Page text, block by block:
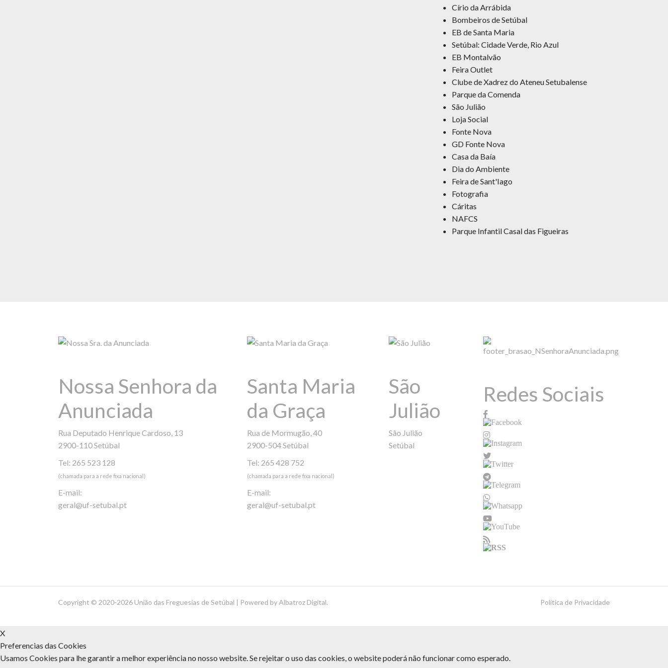
Círio da Arrábida
Bombeiros de Setúbal
EB de Santa Maria
Setúbal: Cidade Verde, Rio Azul
EB Montalvão
Feira Outlet
Clube de Xadrez do Ateneu Setubalense
Parque da Comenda
São Julião
Loja Social
Fonte Nova
GD Fonte Nova
Casa da Baía
Dia do Ambiente
Feira de Sant'Iago
Fotografia
Cáritas
NAFCS
Parque Infantil Casal das Figueiras
Nossa Senhora da
Anunciada
Rua Deputado Henrique Cardoso, 13
2900-110 Setúbal
Tel: 265 523 128
(chamada para a rede fixa nacional)
E-mail:
geral@uf-setubal.pt
Santa Maria
da Graça
Rua de Mormugão, 40
2900-504 Setúbal
Tel: 265 428 752
(chamada para a rede fixa nacional)
E-mail:
geral@uf-setubal.pt
São
Julião
São Julião
Setúbal
Redes Sociais
Copyright © 2020-2026 União das Freguesias de Setúbal | Powered byAlbatroz Digital. Política de Privacidade
X
Preferencias das Cookies
Usamos Cookies para lhe garantir a melhor experiência no nosso website. Se rejeitar o uso das cookies, o website poderá não funcionar como esperado.